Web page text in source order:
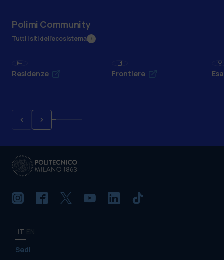
Polimi Community
Tutti i siti dell’ecosistema
Residenze Frontiere
IT
Sedi